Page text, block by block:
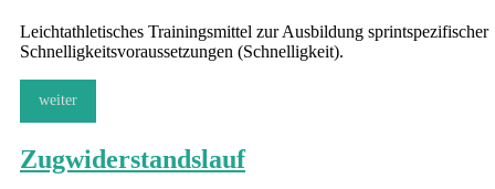
Leichtathletisches Trainingsmittel zur Ausbildung sprintspezifischer
Schnelligkeitsvoraussetzungen (Schnelligkeit).
weiter
Zugwiderstandslauf